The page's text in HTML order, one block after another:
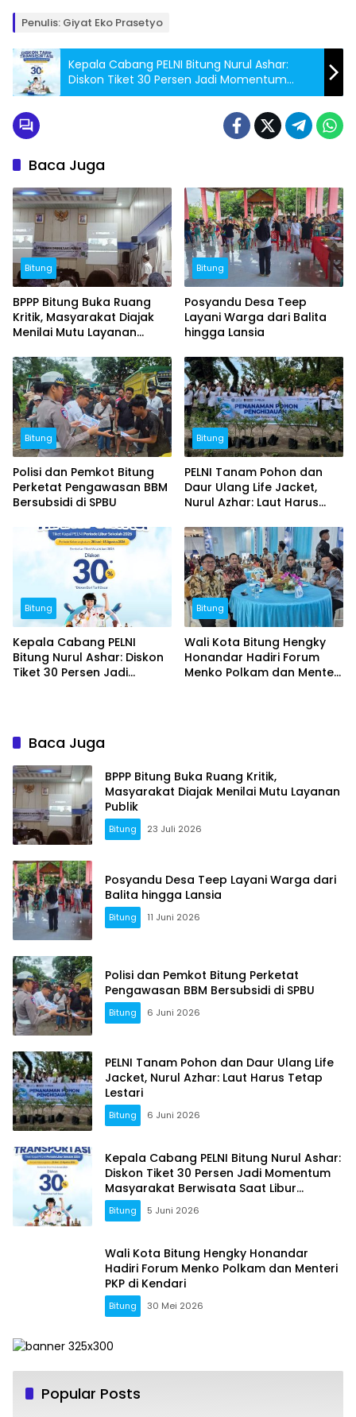
Penulis: Giyat Eko Prasetyo
Kepala Cabang PELNI Bitung Nurul Ashar:
Diskon Tiket 30 Persen Jadi Momentum
Masyarakat Berwisata Saat Libur Sekolah
Baca Juga
Bitung
BPPP Bitung Buka Ruang
Kritik, Masyarakat Diajak
Menilai Mutu Layanan
Bitung
Posyandu Desa Teep
Layani Warga dari Balita
hingga Lansia
Bitung
Polisi dan Pemkot Bitung
Perketat Pengawasan BBM
Bersubsidi di SPBU
Bitung
PELNI Tanam Pohon dan
Daur Ulang Life Jacket,
Nurul Azhar: Laut Harus
Bitung
Kepala Cabang PELNI
Bitung Nurul Ashar: Diskon
Tiket 30 Persen Jadi
Bitung
Wali Kota Bitung Hengky
Honandar Hadiri Forum
Menko Polkam dan Menteri
Baca Juga
BPPP Bitung Buka Ruang Kritik,
Masyarakat Diajak Menilai Mutu Layanan
Publik
Bitung 23 Juli 2026
Posyandu Desa Teep Layani Warga dari
Balita hingga Lansia
Bitung 11 Juni 2026
Polisi dan Pemkot Bitung Perketat
Pengawasan BBM Bersubsidi di SPBU
Bitung 6 Juni 2026
PELNI Tanam Pohon dan Daur Ulang Life
Jacket, Nurul Azhar: Laut Harus Tetap
Lestari
Bitung 6 Juni 2026
Kepala Cabang PELNI Bitung Nurul Ashar:
Diskon Tiket 30 Persen Jadi Momentum
Masyarakat Berwisata Saat Libur
Sekolah
Bitung 5 Juni 2026
Wali Kota Bitung Hengky Honandar
Hadiri Forum Menko Polkam dan Menteri
PKP di Kendari
Bitung 30 Mei 2026
Popular Posts